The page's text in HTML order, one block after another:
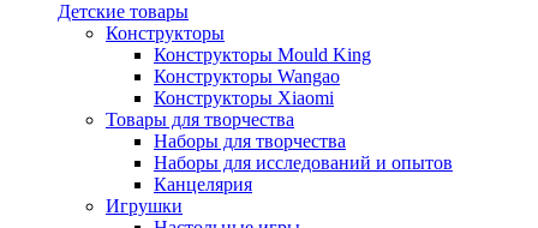
Детские товары
Конструкторы
Конструкторы Mould King
Конструкторы Wangao
Конструкторы Xiaomi
Товары для творчества
Наборы для творчества
Наборы для исследований и опытов
Канцелярия
Игрушки